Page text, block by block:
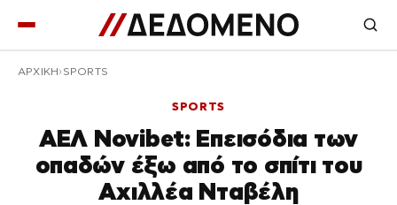
ΑΡΧΙΚΉ SPORTS
SPORTS
ΑΕΛ Novibet: Επεισόδια των
οπαδών έξω από το σπίτι του
Αχιλλέα Νταβέλη